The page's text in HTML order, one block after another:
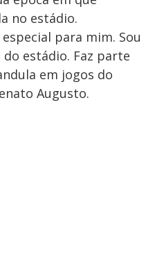
no estádio.
para mim. Sou
estádio. Faz parte
em jogos do
Augusto.